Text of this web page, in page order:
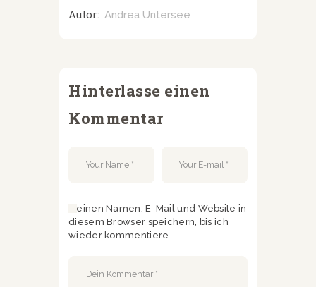
Autor: Andrea Untersee
Hinterlasse einen
Kommentar
Meinen Namen, E-Mail und Website in
diesem Browser speichern, bis ich
wieder kommentiere.